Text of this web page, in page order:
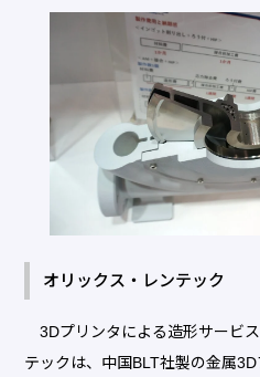
オリックス・レンテック
3Dプリンタによる造形サービ
テックは、中国BLT社製の金属